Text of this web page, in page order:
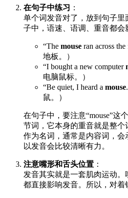
在句子中练习 ：
单个词发音对了，放到句子
子中，语速、语调、重音都会
“The mouse ran across
地板。）
“I bought a new computer
电脑鼠标。）
“Be quiet, I heard a mouse
鼠。）
在句子中，要注意“mouse”这
节词，它本身的重音就是整个
作为名词，通常是内容词，
以发音会比较清晰有力。
注意嘴形和舌头位置 ：
发音其实就是一套肌肉运动
都直接影响发音。所以，对着